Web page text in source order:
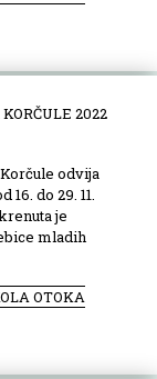
2022
odvija
do 29. 11.
je
mladih
OTOKA